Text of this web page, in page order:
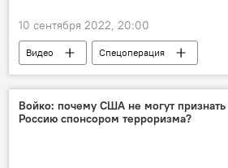
10 сентября 2022, 20:00
Видео
Спецоперация
перегруппировка
Минобороны РФ
Украина
Войко: почему США не могут признать
Россию спонсором терроризма?